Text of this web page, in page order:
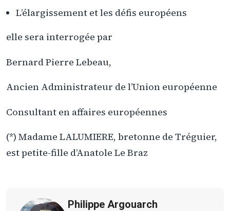
L’élargissement et les défis européens
elle sera interrogée par
Bernard Pierre Lebeau,
Ancien Administrateur de l’Union européenne
Consultant en affaires européennes
(*) Madame LALUMIERE, bretonne de Tréguier,
est petite-fille d’Anatole Le Braz
Philippe Argouarch